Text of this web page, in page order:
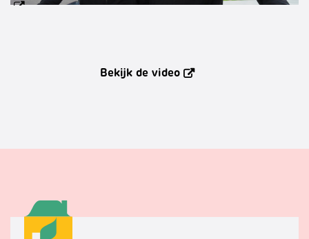
Bekijk de video